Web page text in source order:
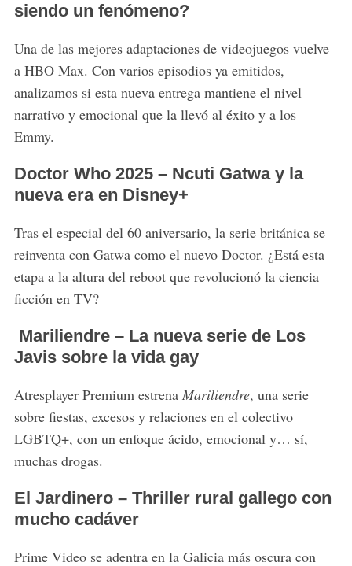
siendo un fenómeno?
Una de las mejores adaptaciones de videojuegos vuelve
a HBO Max. Con varios episodios ya emitidos,
analizamos si esta nueva entrega mantiene el nivel
narrativo y emocional que la llevó al éxito y a los
Emmy.
Doctor Who 2025 – Ncuti Gatwa y la
nueva era en Disney+
Tras el especial del 60 aniversario, la serie británica se
reinventa con Gatwa como el nuevo Doctor. ¿Está esta
etapa a la altura del reboot que revolucionó la ciencia
ficción en TV?
Mariliendre – La nueva serie de Los
Javis sobre la vida gay
Atresplayer Premium estrena Mariliendre, una serie
sobre fiestas, excesos y relaciones en el colectivo
LGBTQ+, con un enfoque ácido, emocional y… sí,
muchas drogas.
El Jardinero – Thriller rural gallego con
mucho cadáver
Prime Video se adentra en la Galicia más oscura con